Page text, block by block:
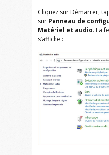
Cliquez sur Démarrer,
sur Panneau de
Matériel et audio. La
s’affiche :